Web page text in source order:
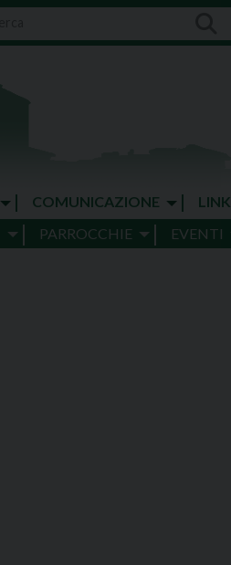
COMUNICAZIONE
LINK
PARROCCHIE EVENTI